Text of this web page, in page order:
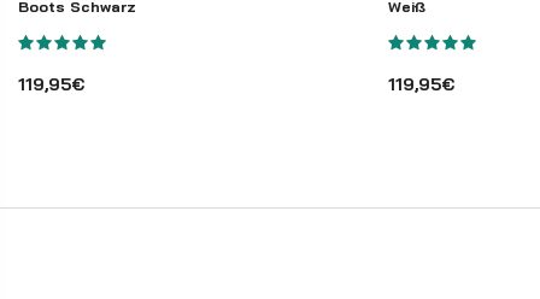
Boots Schwarz
119,95€
Weiß
119,95€